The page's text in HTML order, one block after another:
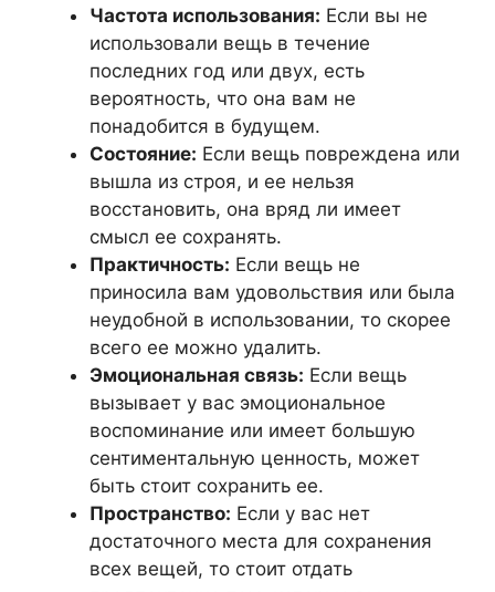
Частота использования: Если вы не
использовали вещь в течение
последних год или двух, есть
вероятность, что она вам не
понадобится в будущем.
Состояние: Если вещь повреждена или
вышла из строя, и ее нельзя
восстановить, она вряд ли имеет
смысл ее сохранять.
Практичность: Если вещь не
приносила вам удовольствия или была
неудобной в использовании, то скорее
всего ее можно удалить.
Эмоциональная связь: Если вещь
вызывает у вас эмоциональное
воспоминание или имеет большую
сентиментальную ценность, может
быть стоит сохранить ее.
Пространство: Если у вас нет
достаточного места для сохранения
всех вещей, то стоит отдать